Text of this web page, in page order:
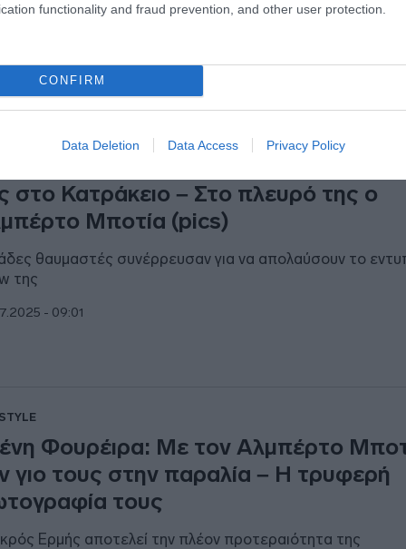
functionality and fraud prevention, and other user protection.
CONFIRM
Data Deletion Data Access Privacy Policy
στο Κατράκειο – Στο πλευρό της ο
Μποτία (pics)
θαυμαστές συνέρρευσαν για να απολαύσουν το
της
- 09:01
Φουρέιρα: Με τον Αλμπέρτο
γιο τους στην παραλία – Η τρυφερή
τους
Ερμής αποτελεί την πλέον προτεραιότητα της